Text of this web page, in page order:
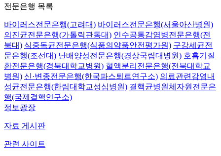
전문은행 목록
바이러스전문은행(고려대) 바이러스전문은행(서울아산병원)
의진균전문은행(가톨릭관동대) 인수공통감염병전문은행(전
북대) 식중독균전문은행(식품의약품안전평가원) 구강세균전
문은행(조선대) 난배양성전문은행(경상국립대병원) 호흡기질
환전문은행(경북대학교병원) 혈액분리전문은행(전북대학교
병원) 신·변종전문은행(한국파스퇴르연구소) 의료관련감염내
성균전문은행(한림대학교성심병원) 결핵균병원체자원전문은
행(국제결핵연구소)
정보광장
자료 게시판
관련 사이트